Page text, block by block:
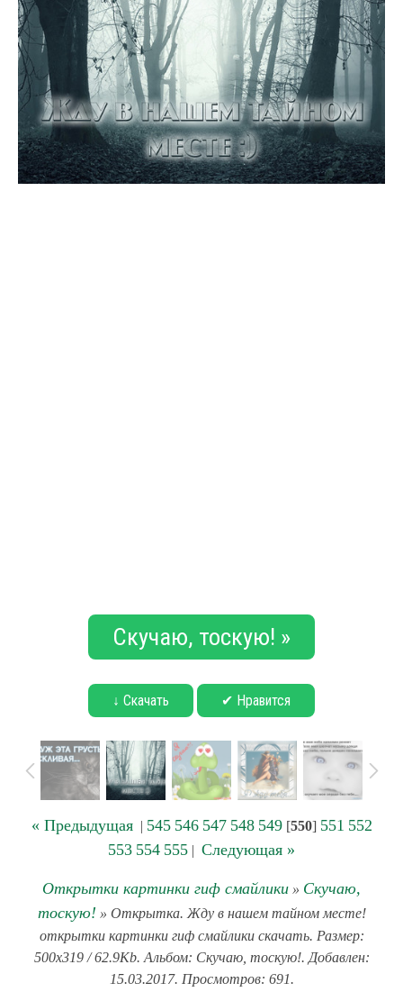
Скучаю, тоскую! »
↓ Скачать ✔ Нравится
« Предыдущая| 545 546 547 548 549[550] 551 552
553 554 555 | Следующая »
Открытки картинки гиф смайлики » Скучаю,
тоскую! » Открытка. Жду в нашем тайном месте!
открытки картинки гиф смайлики скачать. Размер:
500x319 / 62.9Kb. Альбом: Скучаю, тоскую!. Добавлен:
15.03.2017. Просмотров: 691.